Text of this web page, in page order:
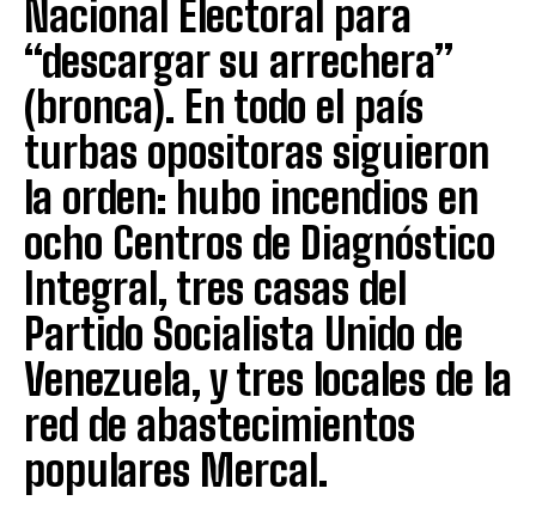
Nacional Electoral para
“descargar su arrechera”
(bronca). En todo el país
turbas opositoras siguieron
la orden: hubo incendios en
ocho Centros de Diagnóstico
Integral, tres casas del
Partido Socialista Unido de
Venezuela, y tres locales de la
red de abastecimientos
populares Mercal.